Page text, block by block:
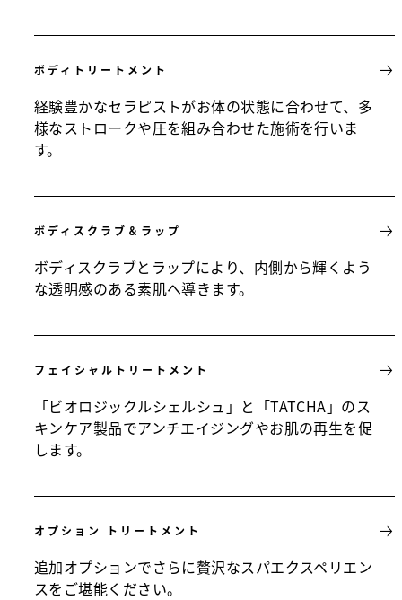
ボディトリートメント
経験豊かなセラピストがお体の状態に合わせて、多
様なストロークや圧を組み合わせた施術を行いま
す。
ボディスクラブ＆ラップ
ボディスクラブとラップにより、内側から輝くよう
な透明感のある素肌へ導きます。
フェイシャルトリートメント
「ビオロジックルシェルシュ」と「TATCHA」のス
キンケア製品でアンチエイジングやお肌の再生を促
します。
オプション トリートメント
追加オプションでさらに贅沢なスパエクスペリエン
スをご堪能ください。